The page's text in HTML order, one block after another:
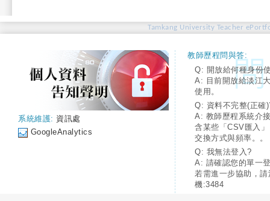
Tamkang University Teacher
系統維護: 資訊處
GoogleAnalytics
教師歷程問與答:
Q: 開放給何種身份
A: 目前開放給淡江
使用。
Q: 資料不完整(正確
A: 教師歷程系統介
含某些「CSV匯入
交換方式與頻率。。
Q: 我無法登入?
A: 請確認您的單一
若需進一步協助，
機:3484